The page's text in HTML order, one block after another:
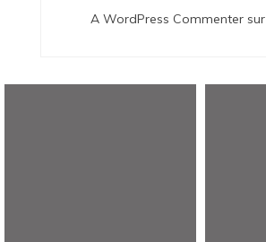
A WordPress Commentersur